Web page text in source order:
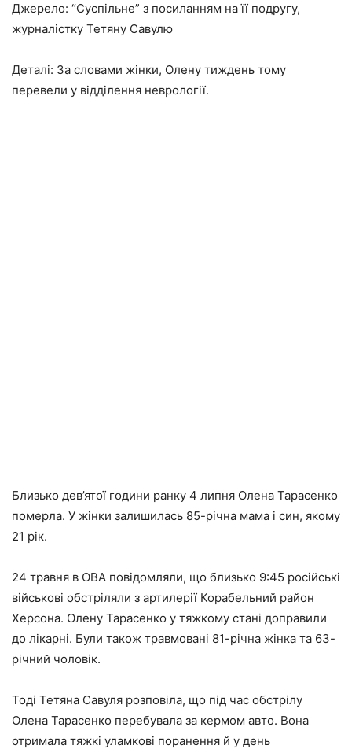
Джерело: “Суспільне” з посиланням на її подругу,
журналістку Тетяну Савулю
Деталі: За словами жінки, Олену тиждень тому
перевели у відділення неврології.
Близько дев’ятої години ранку 4 липня Олена Тарасенко
померла. У жінки залишилась 85-річна мама і син, якому
21 рік.
24 травня в ОВА повідомляли, що близько 9:45 російські
військові обстріляли з артилерії Корабельний район
Херсона. Олену Тарасенко у тяжкому стані доправили
до лікарні. Були також травмовані 81-річна жінка та 63-
річний чоловік.
Тоді Тетяна Савуля розповіла, що під час обстрілу
Олена Тарасенко перебувала за кермом авто. Вона
отримала тяжкі уламкові поранення й у день